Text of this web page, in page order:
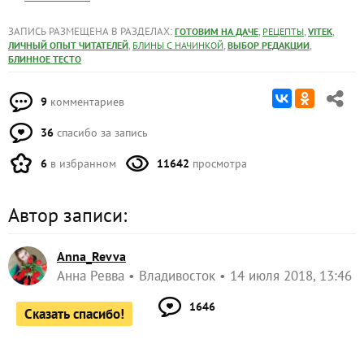
ЗАПИСЬ РАЗМЕЩЕНА В РАЗДЕЛАХ: ГОТОВИМ НА ДАЧЕ РЕЦЕПТЫ VITEK
ЛИЧНЫЙ ОПЫТ ЧИТАТЕЛЕЙ БЛИНЫ С НАЧИНКОЙ ВЫБОР РЕДАКЦИИ
БЛИННОЕ ТЕСТО
9 комментариев
36 спасибо за запись
6 в избранном 11642 просмотра
Автор записи:
Anna_Revva
Анна Ревва Владивосток 14 июля 2018, 13:46
Сказать спасибо! 1646